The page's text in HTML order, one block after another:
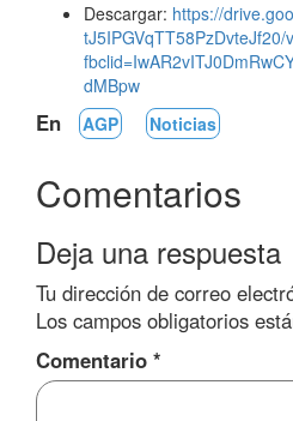
Descargar: https://
tJ5IPGVqTT58PzDvteJf20/
dMBpw
En AGP Noticias
Comentarios
Deja una respuesta
Tu dirección de correo
Los campos obligatorios
Comentario *